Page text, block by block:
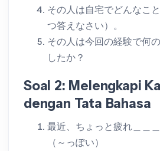
その人は自宅でどんなこ
つ答えなさい）。
その人は今回の経験で何
したか？
Soal 2: Melengkapi
dengan Tata Bahasa
最近、ちょっと疲れ＿＿
（～っぽい）